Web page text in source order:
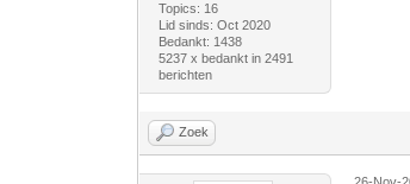
Topics: 16
Lid sinds: Oct 2020
Bedankt: 1438
5237 x bedankt in 2491
berichten
Zoek